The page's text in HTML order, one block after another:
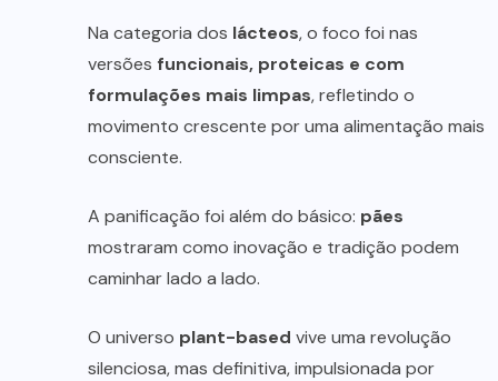
Na categoria dos lácteos, o foco foi nas
versões funcionais, proteicas e com
formulações mais limpas, refletindo o
movimento crescente por uma alimentação mais
consciente.
A panificação foi além do básico: pães
mostraram como inovação e tradição podem
caminhar lado a lado.
O universo plant-based vive uma revolução
silenciosa, mas definitiva, impulsionada por